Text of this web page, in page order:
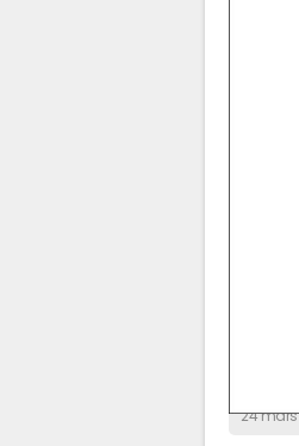
24 mars